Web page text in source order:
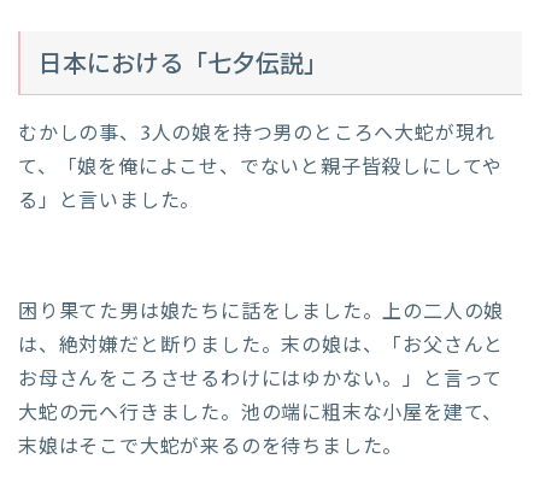
日本における「七夕伝説」
むかしの事、3人の娘を持つ男のところへ大蛇が現れ
て、「娘を俺によこせ、でないと親子皆殺しにしてや
る」と言いました。
困り果てた男は娘たちに話をしました。上の二人の娘
は、絶対嫌だと断りました。末の娘は、「お父さんと
お母さんをころさせるわけにはゆかない。」と言って
大蛇の元へ行きました。池の端に粗末な小屋を建て、
末娘はそこで大蛇が来るのを待ちました。